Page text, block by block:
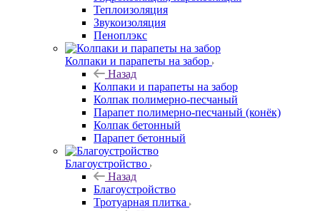
Теплоизоляция
Звукоизоляция
Пеноплэкс
Колпаки и парапеты на забор
Назад
Колпаки и парапеты на забор
Колпак полимерно-песчаный
Парапет полимерно-песчаный (конёк)
Колпак бетонный
Парапет бетонный
Благоустройство
Назад
Благоустройство
Тротуарная плитка